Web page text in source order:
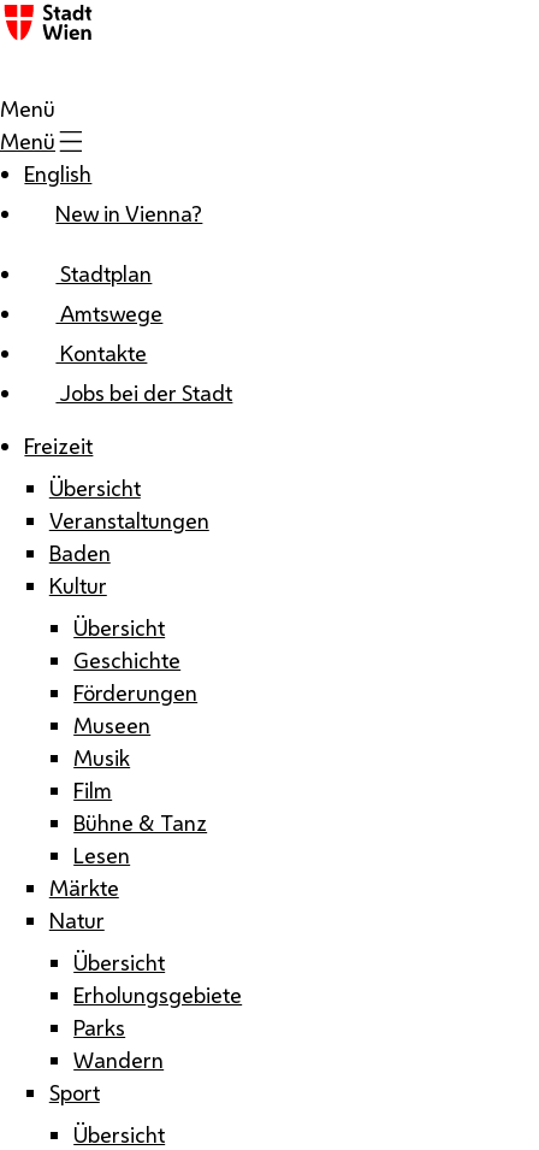
Zum Inhalt
Menü
Menü
English
New in Vienna?
Stadtplan
Amtswege
Kontakte
Jobs bei der Stadt
Freizeit
Übersicht
Veranstaltungen
Baden
Kultur
Übersicht
Geschichte
Förderungen
Museen
Musik
Film
Bühne & Tanz
Lesen
Märkte
Natur
Übersicht
Erholungsgebiete
Parks
Wandern
Sport
Übersicht